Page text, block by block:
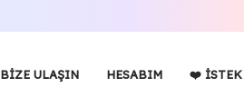
BIZE ULAŞIN HESABIM ❤️ İSTEK